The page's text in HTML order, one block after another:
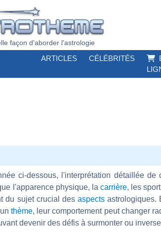
façon d'aborder l'astrologie
ARTICLES CÉLÉBRITÉS
ci-dessous, l'interprétation détaillée de
l'apparence physique, la carrière, les
du sujet crucial des aspectsastrologiques.
unthème, leur comportement peut changer
devenir des défis à surmonter ou